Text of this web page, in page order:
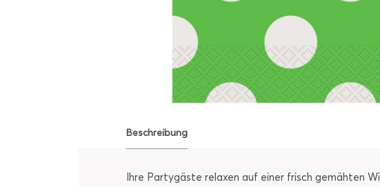
Beschreibung
Ihre Partygäste relaxen auf einer frisch gemähten